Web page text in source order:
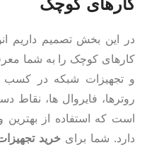
در این بخش تصمیم داریم
کارهای کوچک را به شما
و تجهیزات شبکه در کسب
است که استفاده از بهترین
دارد. شما برای خرید